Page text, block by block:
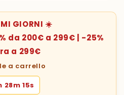
GIORNI ☀️
da 200€ a 299€ | -25%
a 299€
a carrello
28m 14s